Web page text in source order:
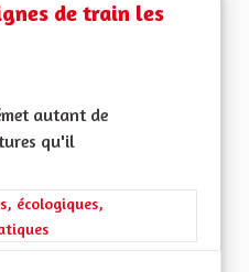
de train les
autant de
qu'il
: Les transitions
écologiques,